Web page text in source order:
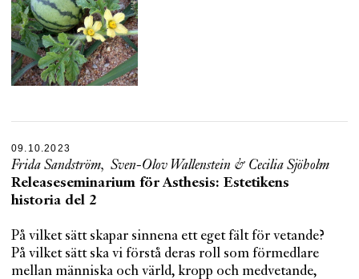
09.10.2023
Frida Sandström, Sven-Olov Wallenstein & Cecilia Sjöholm
Releaseseminarium för Asthesis: Estetikens
historia del 2
På vilket sätt skapar sinnena ett eget fält för vetande?
På vilket sätt ska vi förstå deras roll som förmedlare
mellan människa och värld, kropp och medvetande,